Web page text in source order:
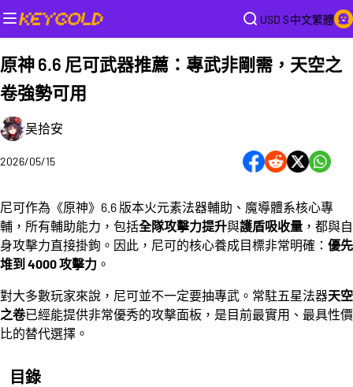
USD $中文繁體
原神 6.6 尼可武器推薦：專武非剛需，天空之
卷強勢可用
吴拾安
2026/05/15
尼可作為《原神》6.6 版本火元素法器輔助、魔導體系核心專
輔，所有輔助能力，包括全隊攻擊力提升與護盾吸收量 ，都與自
身攻擊力直接掛鉤。因此，尼可的核心養成目標非常明確： 優先
堆到 4000 攻擊力 。
對大多數玩家來說，尼可並不一定要抽專武。常駐五星法器天空
之卷已經能提供非常優秀的攻擊面板，是目前最實用、最具性價
比的替代選擇。
目錄